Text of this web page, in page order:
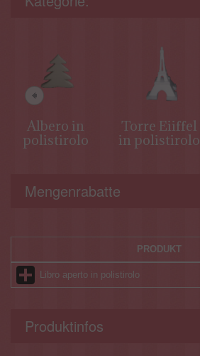
Albero in
polistirolo
Torre Eiiffel
in polistirolo
Mengenrabatte
PRODUKT
Libro aperto in polistirolo
Produktinfos